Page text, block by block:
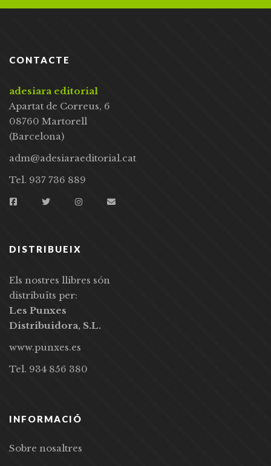
CONTACTE
adesiara editorial
Apartat de Correus, 6
08760 Martorell
(Barcelona)
adm@adesiaraeditorial.cat
Tel. 937 736 889
DISTRIBUEIX
Els nostres llibres són
distribuïts per:
Les Punxes
Distribuidora, S.L.
www.punxes.es
Tel. 934 856 380
INFORMACIÓ
Sobre nosaltres